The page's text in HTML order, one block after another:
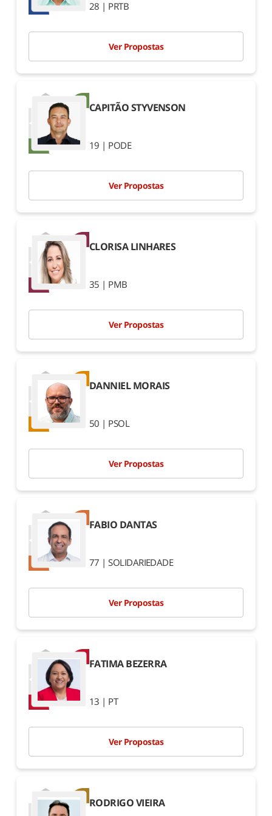
Amapá
Amazonas
Bahia
2º
Ceará
2º
Espírito Santo
1º
Maranhão
2º
Mato Grosso
1º 2º
Mato Grosso do Sul
Minas Gerais
1º 2º
Pará
1º 2º
Paraná
1º
1º 2º
Piauí
28 | PRTB
Ver Propostas
CAPITÃO STYVENSON
19 | PODE
Ver Propostas
CLORISA LINHARES
35 | PMB
Ver Propostas
DANNIEL MORAIS
50 | PSOL
Ver Propostas
FABIO DANTAS
77 | SOLIDARIEDADE
Ver Propostas
FATIMA BEZERRA
13 | PT
Ver Propostas
RODRIGO VIEIRA